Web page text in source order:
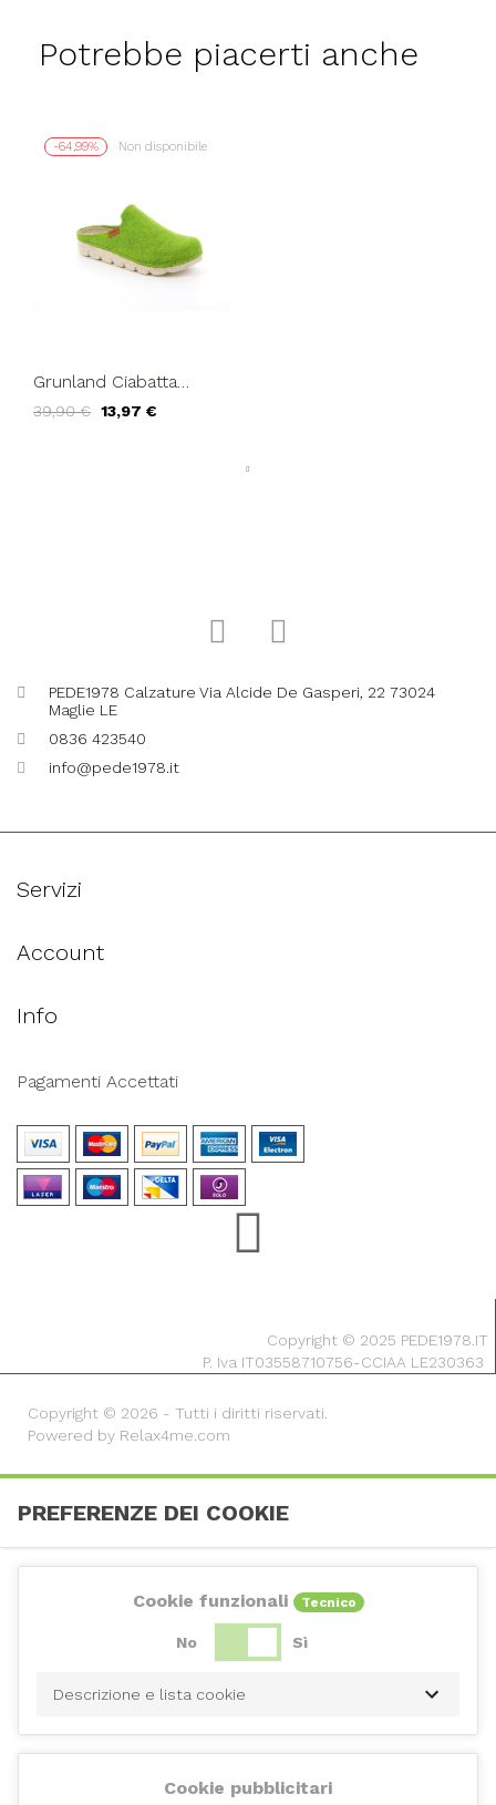
Potrebbe piacerti anche
-64,99% Non disponibile
Grunland Ciabatta
Feltro Verde
39,90 € 13,97 €
PEDE1978 Calzature Via Alcide De Gasperi, 22 73024
Maglie LE
0836 423540
info@pede1978.it
Servizi
Account
Info
Pagamenti Accettati
Copyright © 2025 PEDE1978.IT
P. Iva IT03558710756-CCIAA LE230363
Copyright © 2026 - Tutti i diritti riservati.
Powered by Relax4me.com
PREFERENZE DEI COOKIE
Cookie funzionali Tecnico
No Sì
Descrizione e lista cookie
Cookie pubblicitari